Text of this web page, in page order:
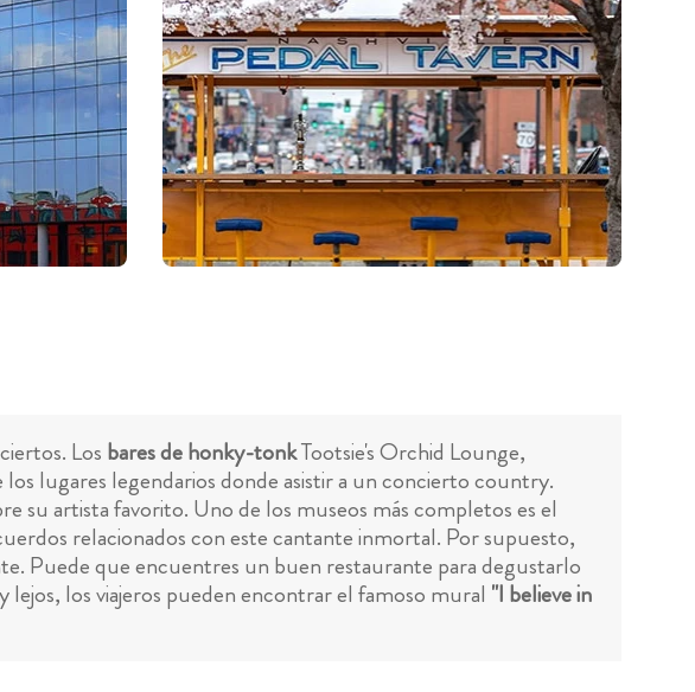
Los bares de honky-tonkTootsie's Orchid Lounge,
lugares legendarios donde asistir a un concierto country.
su artista favorito. Uno de los museos más completos es el
relacionados con este cantante inmortal. Por supuesto,
Puede que encuentres un buen restaurante para degustarlo
los viajeros pueden encontrar el famoso mural "I believe in